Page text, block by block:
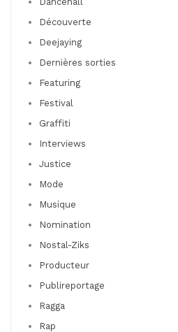
Découverte
Deejaying
Dernières sorties
Featuring
Festival
Graffiti
Interviews
Justice
Mode
Musique
Nomination
Nostal-Ziks
Producteur
Publireportage
Ragga
Rap